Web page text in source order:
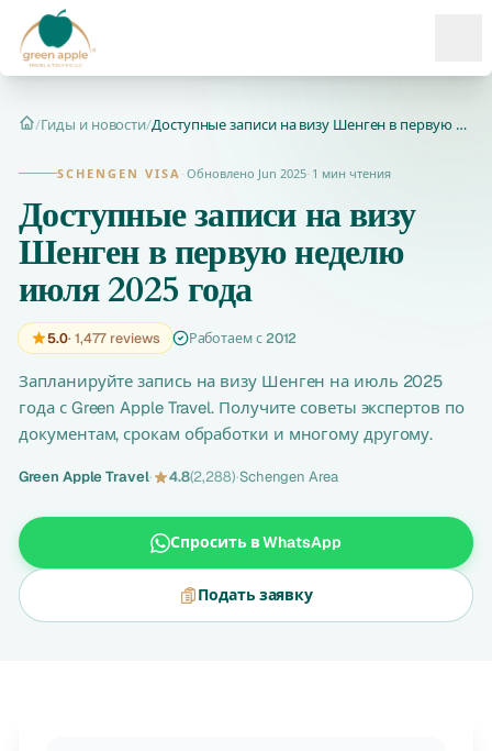
Главная
/Гиды и новости/ Доступные записи на визу Шенген в первую неделю июля 2025 го...
SCHENGEN VISA · Обновлено Jun 2025· 1 мин чтения
Доступные записи на визу
Шенген в первую неделю
июля 2025 года
5.0· 1,477 reviews Работаем с 2012
Запланируйте запись на визу Шенген на июль 2025
года с Green Apple Travel. Получите советы экспертов по
документам, срокам обработки и многому другому.
Green Apple Travel· 4.8(2,288)·Schengen Area
Спросить в WhatsApp
Подать заявку